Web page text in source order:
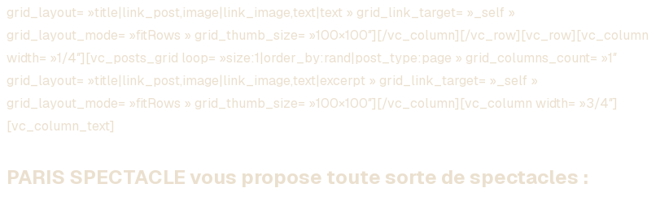
grid_layout= »title|link_post,image|link_image,text|text » grid_link_target= »_self »
grid_layout_mode= »fitRows » grid_thumb_size= »100×100″][/vc_column][/vc_row][vc_row][vc_column
width= »1/4″][vc_posts_grid loop= »size:1|order_by:rand|post_type:page » grid_columns_count= »1″
grid_layout= »title|link_post,image|link_image,text|excerpt » grid_link_target= »_self »
grid_layout_mode= »fitRows » grid_thumb_size= »100×100″][/vc_column][vc_column width= »3/4″]
[vc_column_text]
PARIS SPECTACLE vous propose toute sorte de spectacles :